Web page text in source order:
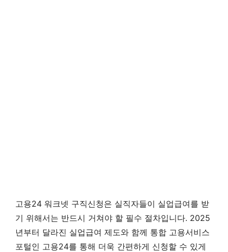
고용24 워크넷 구직신청은 실직자들이 실업급여를 받
기 위해서는 반드시 거쳐야 할 필수 절차입니다. 2025
년부터 달라진 실업급여 제도와 함께 통합 고용서비스
포털인 고용24를 통해 더욱 간편하게 신청할 수 있게